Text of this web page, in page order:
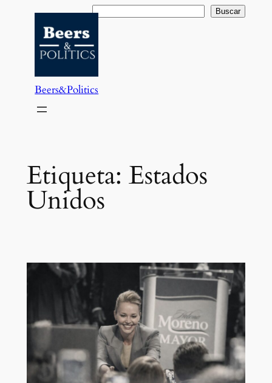
contenido
Buscar Buscar
Beers&Politics
Etiqueta: Estados
Unidos